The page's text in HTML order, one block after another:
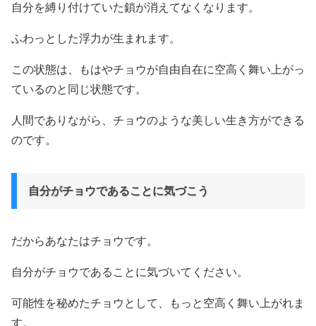
自分を縛り付けていた鎖が消えてなくなります。
ふわっとした浮力が生まれます。
この状態は、もはやチョウが自由自在に空高く舞い上がっ
ているのと同じ状態です。
人間でありながら、チョウのような美しい生き方ができる
のです。
自分がチョウであることに気づこう
だからあなたはチョウです。
自分がチョウであることに気づいてください。
可能性を秘めたチョウとして、もっと空高く舞い上がれま
す。